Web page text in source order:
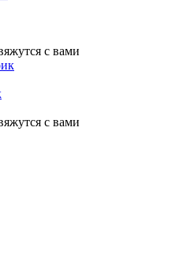
с вами
с вами